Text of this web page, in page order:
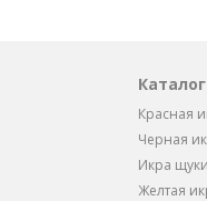
Каталог
Красная
Черная
Икра щуки
Желтая